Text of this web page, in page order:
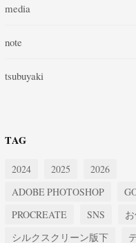
media
note
tsubuyaki
TAG
2024 2025
2026
ADOBE PHOTOSHOP
PROCREATE
SNS
シルクスクリーン版下